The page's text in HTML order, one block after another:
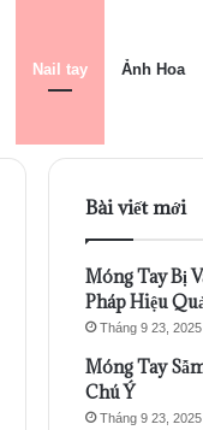
Nail tay Ảnh Hoa
Bài viết mới
Móng Tay Bị
Pháp Hiệu
Tháng 9 23, 2025
Móng Tay
Chú Ý
Tháng 9 23, 2025